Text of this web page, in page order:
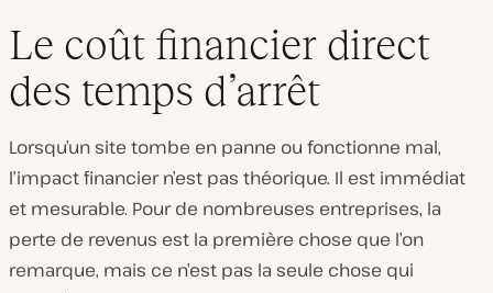
Le coût financier direct
des temps d’arrêt
Lorsqu’un site tombe en panne ou fonctionne mal,
l’impact financier n’est pas théorique. Il est immédiat
et mesurable. Pour de nombreuses entreprises, la
perte de revenus est la première chose que l’on
remarque, mais ce n’est pas la seule chose qui